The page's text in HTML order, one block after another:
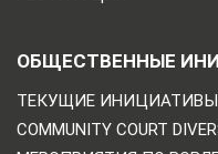
ОБЩЕСТВЕННЫЕ
ТЕКУЩИЕ
COMMUNITY COURT